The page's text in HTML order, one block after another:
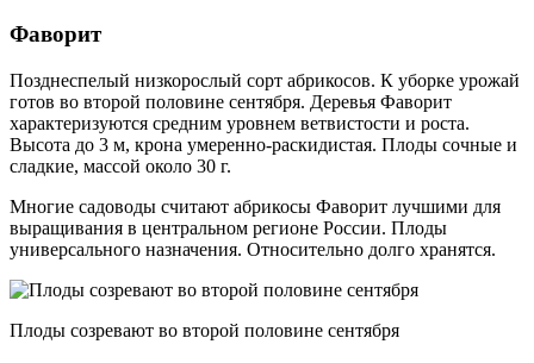
Фаворит
Позднеспелый низкорослый сорт абрикосов. К уборке урожай
готов во второй половине сентября. Деревья Фаворит
характеризуются средним уровнем ветвистости и роста.
Высота до 3 м, крона умеренно-раскидистая. Плоды сочные и
сладкие, массой около 30 г.
Многие садоводы считают абрикосы Фаворит лучшими для
выращивания в центральном регионе России. Плоды
универсального назначения. Относительно долго хранятся.
Плоды созревают во второй половине сентября